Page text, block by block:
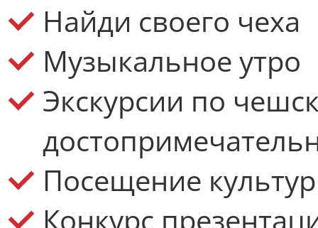
Найди своего чеха
Музыкальное утро
Экскурсии по
Посещение
Конкурс